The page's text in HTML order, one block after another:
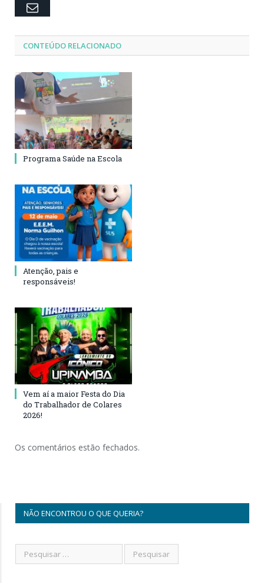
Email
CONTEÚDO RELACIONADO
Programa Saúde na Escola
Atenção, pais e
responsáveis!
Vem aí a maior Festa do Dia
do Trabalhador de Colares
2026!
Os comentários estão fechados.
NÃO ENCONTROU O QUE QUERIA?